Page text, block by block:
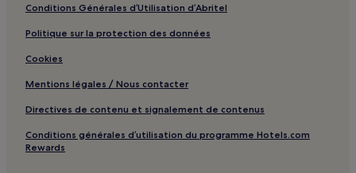
Conditions Générales d’Utilisation d’Abritel
Politique sur la protection des données
Cookies
Mentions légales / Nous contacter
Directives de contenu et signalement de contenus
Conditions générales d’utilisation du programme Hotels.com
Rewards